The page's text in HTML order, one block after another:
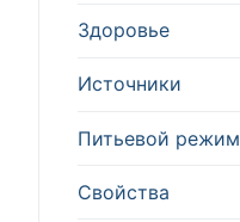
Здоровье
Источники
Питьевой режим
Свойства